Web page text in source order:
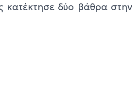
κατέκτησε δύο βάθρα στην